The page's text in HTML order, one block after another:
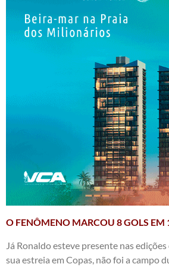
O FENÔMENO MARCOU 8 GOLS EM
Já Ronaldo esteve presente nas
sua estreia em Copas, não foi a campo